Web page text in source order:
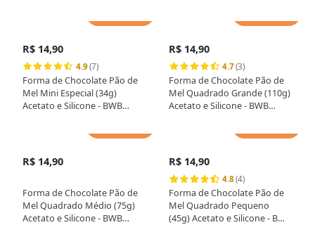
R$ 14,90
4.9(7)
Forma de Chocolate Pão de
Mel Mini Especial (34g)
Acetato e Silicone - BWB
R$ 14,90
4.7(3)
Forma de Chocolate Pão de
Mel Quadrado Grande (110g)
Acetato e Silicone - BWB
R$ 14,90
Forma de Chocolate Pão de
Mel Quadrado Médio (75g)
Acetato e Silicone - BWB
R$ 14,90
4.8(4)
Forma de Chocolate Pão de
Mel Quadrado Pequeno
(45g) Acetato e Silicone - BWB